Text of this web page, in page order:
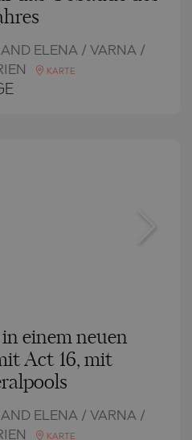
ELENA / VARNA /
KARTE
einem neuen
Act 16, mit
ELENA / VARNA /
KARTE